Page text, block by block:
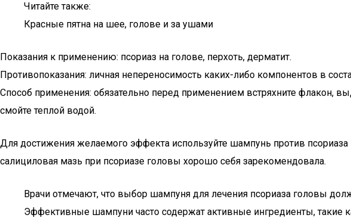
Читайте также:
Красные пятна на шее, голове и за ушами
Показания к применению: псориаз на голове, перхоть, дерматит.
Противопоказания: личная непереносимость каких-либо компонентов в
Способ применения: обязательно перед применением встряхните флакон,
смойте теплой водой.
Для достижения желаемого эффекта используйте шампунь против
салициловая мазь при псориазе головы хорошо себя зарекомендовала.
Врачи отмечают, что выбор шампуня для лечения псориаза головы
Эффективные шампуни часто содержат активные ингредиенты, такие